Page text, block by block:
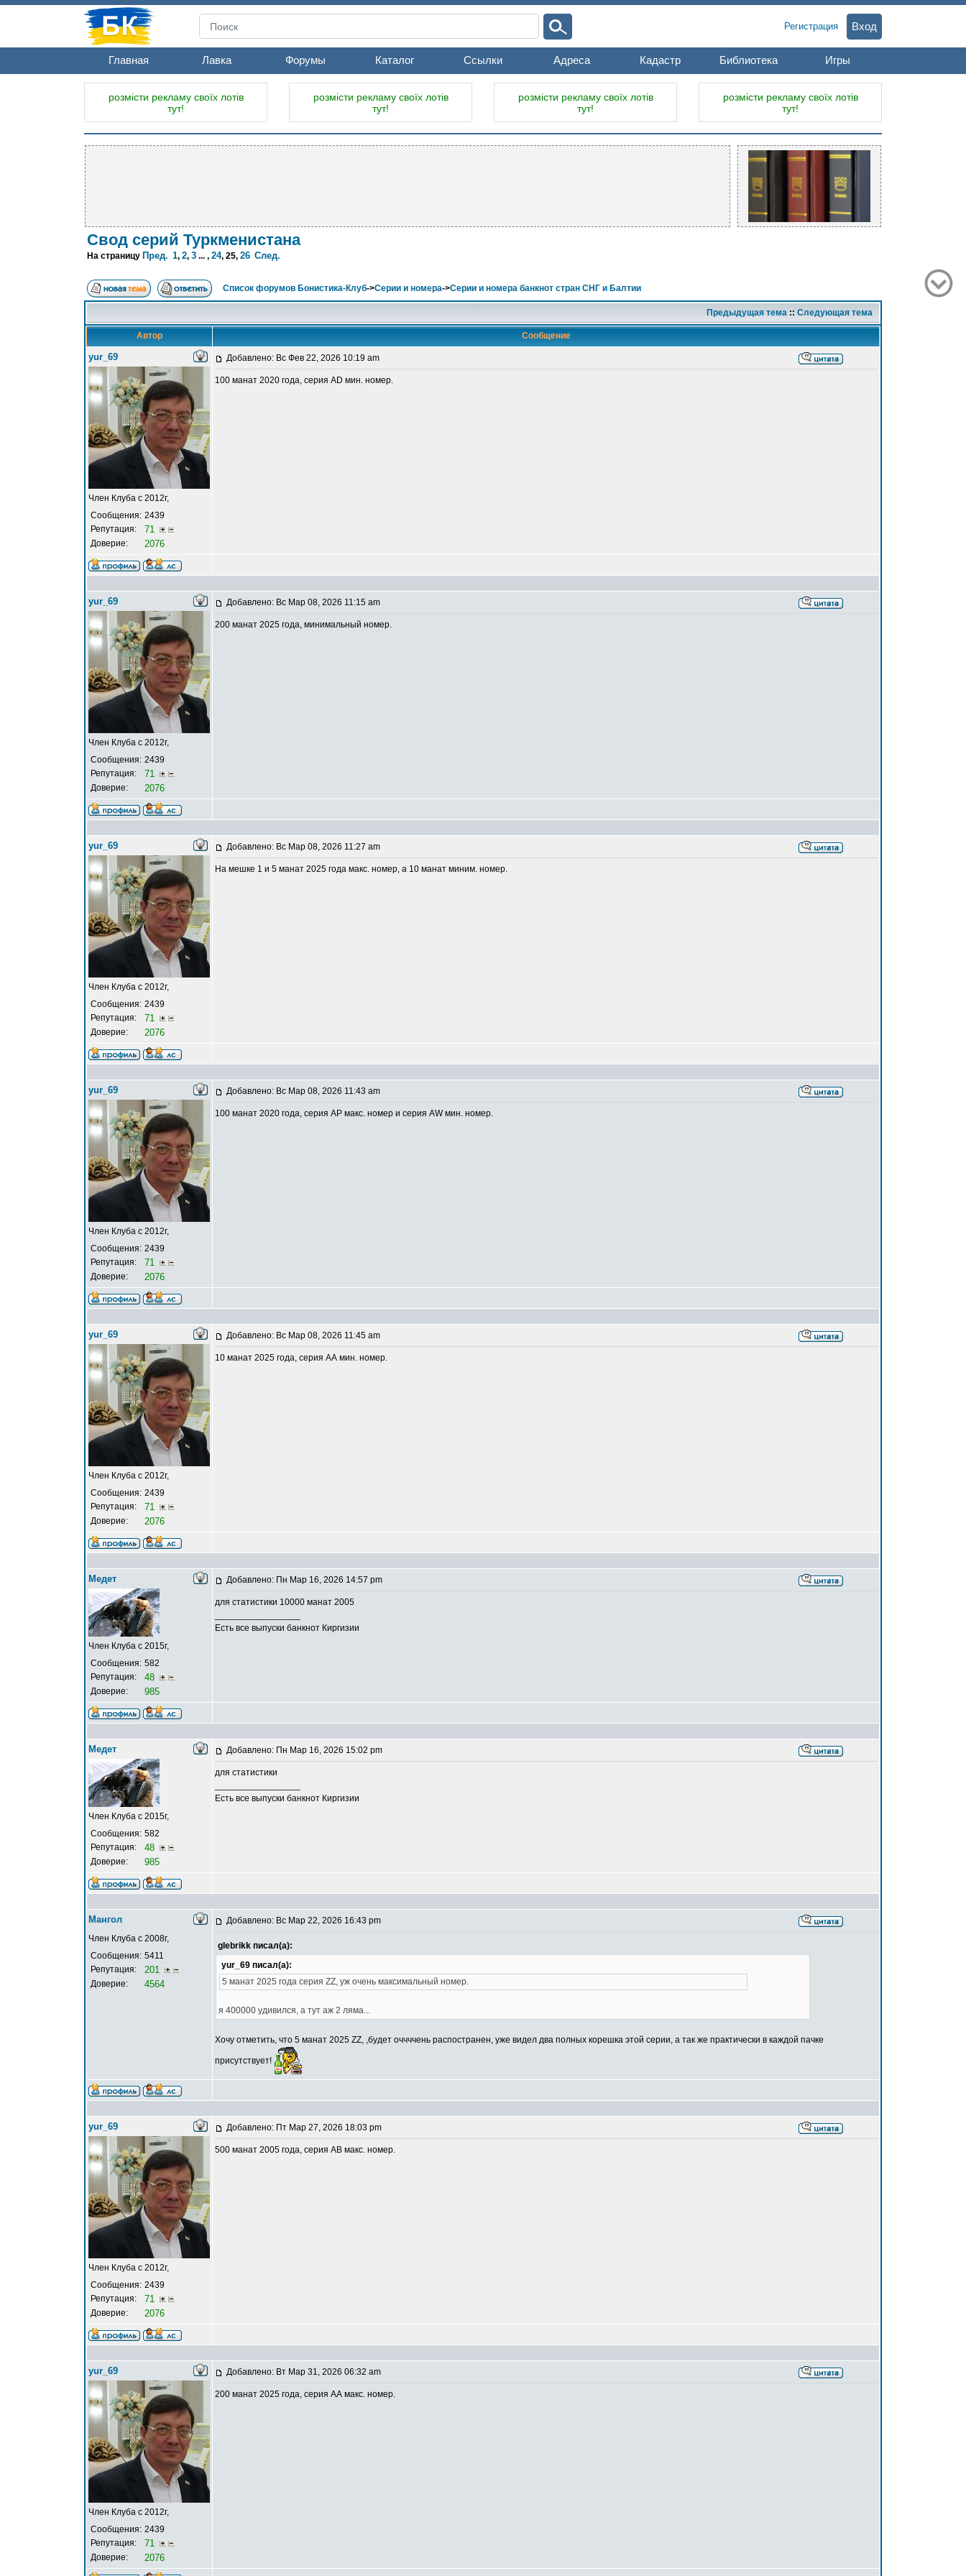
Регистрация Вход
Главная Лавка Форумы Каталог Ссылки Адреса Кадастр Библиотека Игры
розмісти рекламу своїх лотів
тут!
розмісти рекламу своїх лотів
тут!
розмісти рекламу своїх лотів
тут!
розмісти рекламу своїх лотів
тут!
Свод серий Туркменистана
На страницу Пред. 1, 2, 3 ... , 24, 25, 26 След.
Список форумов Бонистика-Клуб->Серии и номера->Серии и номера банкнот стран СНГ и Балтии
Предыдущая тема :: Следующая тема
Автор Сообщение
yur_69
Член Клуба с 2012г,
Сообщения: 2439
Репутация:
71
Доверие: 2076
Добавлено: Вс Фев 22, 2026 10:19 am
100 манат 2020 года, серия AD мин. номер.
yur_69
Член Клуба с 2012г,
Сообщения: 2439
Репутация:
71
Доверие: 2076
Добавлено: Вс Мар 08, 2026 11:15 am
200 манат 2025 года, минимальный номер.
yur_69
Член Клуба с 2012г,
Сообщения: 2439
Репутация:
71
Доверие: 2076
Добавлено: Вс Мар 08, 2026 11:27 am
На мешке 1 и 5 манат 2025 года макс. номер, а 10 манат миним. номер.
yur_69
Член Клуба с 2012г,
Сообщения: 2439
Репутация:
71
Доверие: 2076
Добавлено: Вс Мар 08, 2026 11:43 am
100 манат 2020 года, серия AP макс. номер и серия AW мин. номер.
yur_69
Член Клуба с 2012г,
Сообщения: 2439
Репутация:
71
Доверие: 2076
Добавлено: Вс Мар 08, 2026 11:45 am
10 манат 2025 года, серия АА мин. номер.
Медет
Член Клуба с 2015г,
Сообщения: 582
Репутация:
48
Доверие: 985
Добавлено: Пн Мар 16, 2026 14:57 pm
для статистики 10000 манат 2005
Есть все выпуски банкнот Киргизии
Медет
Член Клуба с 2015г,
Сообщения: 582
Репутация:
48
Доверие: 985
Добавлено: Пн Мар 16, 2026 15:02 pm
для статистики
Есть все выпуски банкнот Киргизии
Мангол
Член Клуба с 2008г,
Сообщения: 5411
Репутация:
201
Доверие: 4564
Добавлено: Вс Мар 22, 2026 16:43 pm
glebrikk писал(а):
yur_69 писал(а):
5 манат 2025 года серия ZZ, уж очень максимальный номер.
я 400000 удивился, а тут аж 2 ляма...
Хочу отметить, что 5 манат 2025 ZZ, ,будет оччччень распостранен, уже видел два полных корешка этой серии, а так же практически в каждой пачке
присутствует!
yur_69
Член Клуба с 2012г,
Сообщения: 2439
Репутация:
71
Доверие: 2076
Добавлено: Пт Мар 27, 2026 18:03 pm
500 манат 2005 года, серия АВ макс. номер.
yur_69
Член Клуба с 2012г,
Сообщения: 2439
Репутация:
71
Доверие: 2076
Добавлено: Вт Мар 31, 2026 06:32 am
200 манат 2025 года, серия АА макс. номер.